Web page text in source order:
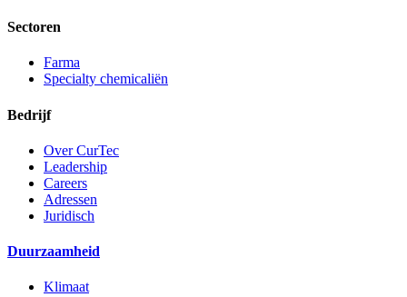
Sectoren
Farma
Specialty chemicaliën
Bedrijf
Over CurTec
Leadership
Careers
Adressen
Juridisch
Duurzaamheid
Klimaat